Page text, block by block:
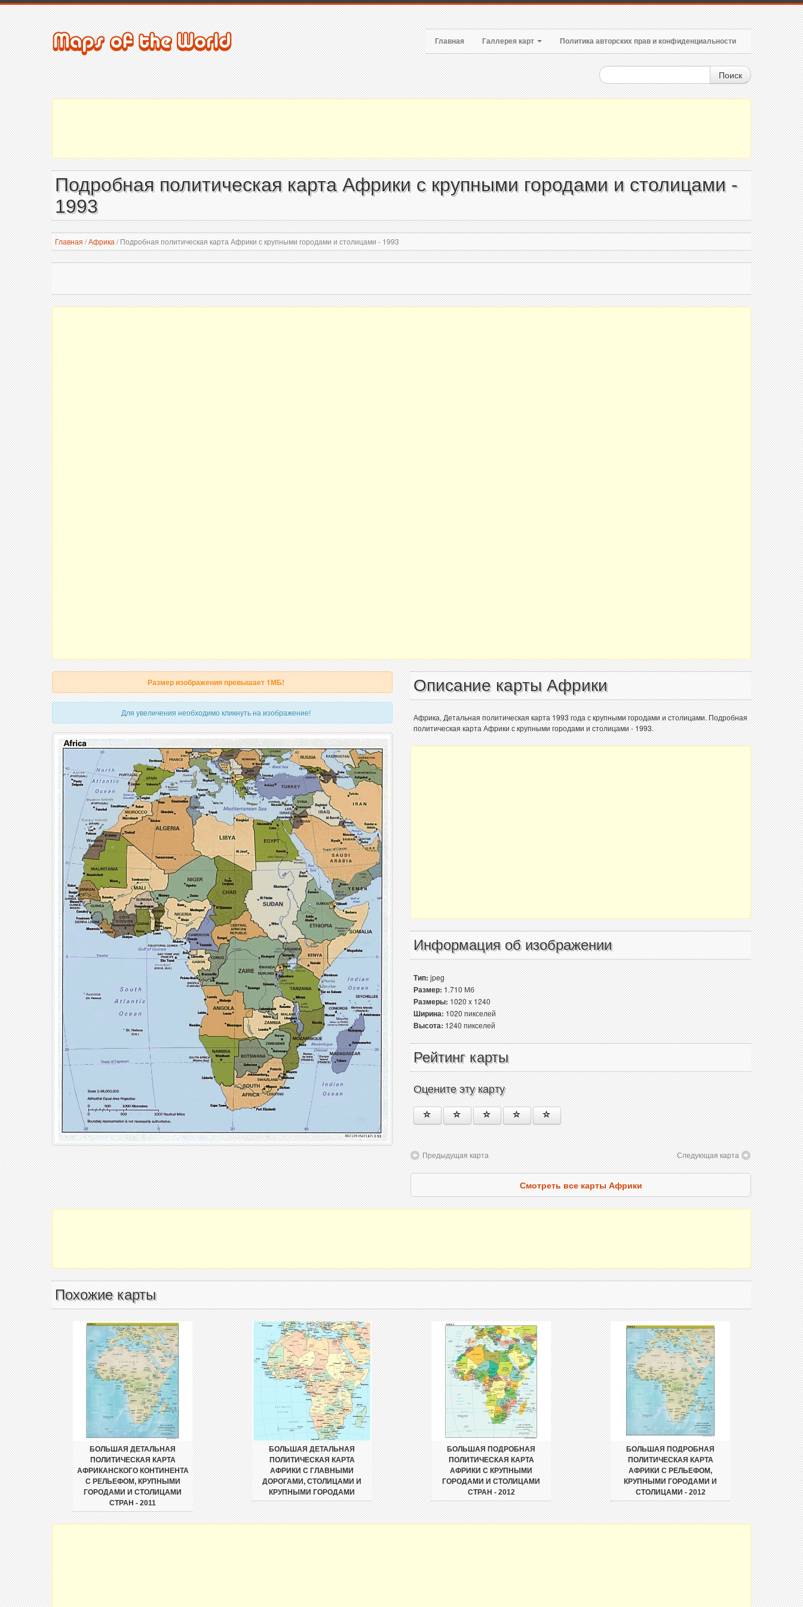
Главная Галлерея карт Политика авторских прав и конфиденциальности
Поиск
Подробная политическая карта Африки с крупными городами и столицами -
1993
Главная /Африка /Подробная политическая карта Африки с крупными городами и столицами - 1993
Размер изображения превышает 1МБ!
Для увеличения необходимо кликнуть на изображение!
Описание карты Африки
Африка, Детальная политическая карта 1993 года с крупными городами и столицами. Подробная
политическая карта Африки с крупными городами и столицами - 1993.
Информация об изображении
Тип:jpeg
Размер:1.710 Мб
Размеры:1020 x 1240
Ширина:1020 пикселей
Высота:1240 пикселей
Рейтинг карты
Оцените эту карту
Предыдущая карта Следующая карта
Смотреть все карты Африки
Похожие карты
БОЛЬШАЯ ДЕТАЛЬНАЯ
ПОЛИТИЧЕСКАЯ КАРТА
АФРИКАНСКОГО КОНТИНЕНТА
С РЕЛЬЕФОМ, КРУПНЫМИ
ГОРОДАМИ И СТОЛИЦАМИ
СТРАН - 2011
БОЛЬШАЯ ДЕТАЛЬНАЯ
ПОЛИТИЧЕСКАЯ КАРТА
АФРИКИ С ГЛАВНЫМИ
ДОРОГАМИ, СТОЛИЦАМИ И
КРУПНЫМИ ГОРОДАМИ
БОЛЬШАЯ ПОДРОБНАЯ
ПОЛИТИЧЕСКАЯ КАРТА
АФРИКИ С КРУПНЫМИ
ГОРОДАМИ И СТОЛИЦАМИ
СТРАН - 2012
БОЛЬШАЯ ПОДРОБНАЯ
ПОЛИТИЧЕСКАЯ КАРТА
АФРИКИ С РЕЛЬЕФОМ,
КРУПНЫМИ ГОРОДАМИ И
СТОЛИЦАМИ - 2012